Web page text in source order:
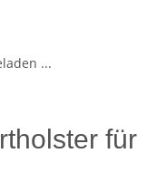
...
für